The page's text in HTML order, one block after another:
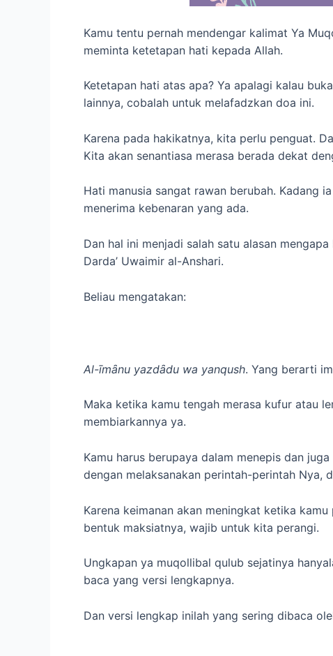
Kamu tentu pernah mendengar kalimat Ya
meminta ketetapan hati kepada Allah.
Ketetapan hati atas apa? Ya apalagi kalau
lainnya, cobalah untuk melafadzkan doa ini.
Karena pada hakikatnya, kita perlu penguat.
Kita akan senantiasa merasa berada dekat
Hati manusia sangat rawan berubah. Kadang
menerima kebenaran yang ada.
Dan hal ini menjadi salah satu alasan
Darda’ Uwaimir al-Anshari.
Beliau mengatakan:
Al-īmȃnu yazdȃdu wa yanqush. Yang berarti
Maka ketika kamu tengah merasa kufur atau
membiarkannya ya.
Kamu harus berupaya dalam menepis dan
dengan melaksanakan perintah-perintah Nya,
Karena keimanan akan meningkat ketika
bentuk maksiatnya, wajib untuk kita perangi.
Ungkapan ya muqollibal qulub sejatinya
baca yang versi lengkapnya.
Dan versi lengkap inilah yang sering dibaca